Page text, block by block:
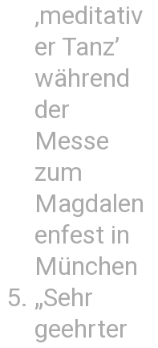
‚meditativ
er Tanz’
während
der
Messe
zum
Magdalen
enfest in
München
„Sehr
geehrter